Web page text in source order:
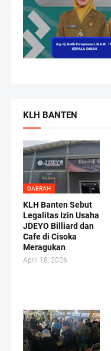
KLH BANTEN
DAERAH
KLH Banten Sebut
Legalitas Izin Usaha
JDEYO Billiard dan
Cafe di Cisoka
Meragukan
April 18, 2026